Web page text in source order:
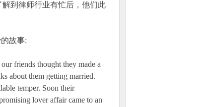
解到律师行业有忙后，他们此
故事:
friends thought they made a
about them getting married.
temper. Soon their
lover affair came to an